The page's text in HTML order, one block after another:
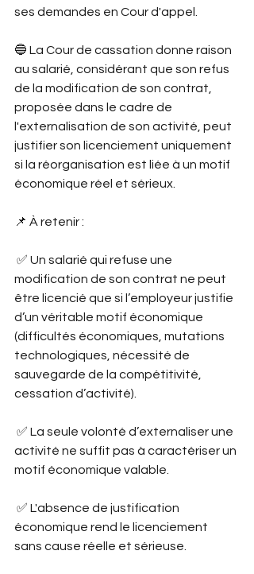
ses demandes en Cour d'appel.
🔵 La Cour de cassation donne raison
au salarié, considérant que son refus
de la modification de son contrat,
proposée dans le cadre de
l'externalisation de son activité, peut
justifier son licenciement uniquement
si la réorganisation est liée à un motif
économique réel et sérieux.
📌 À retenir :
✅ Un salarié qui refuse une
modification de son contrat ne peut
être licencié que si l’employeur justifie
d’un véritable motif économique
(difficultés économiques, mutations
technologiques, nécessité de
sauvegarde de la compétitivité,
cessation d’activité).
✅ La seule volonté d’externaliser une
activité ne suffit pas à caractériser un
motif économique valable.
✅ L'absence de justification
économique rend le licenciement
sans cause réelle et sérieuse.